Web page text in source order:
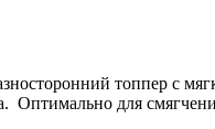
топпер с
Оптимально для